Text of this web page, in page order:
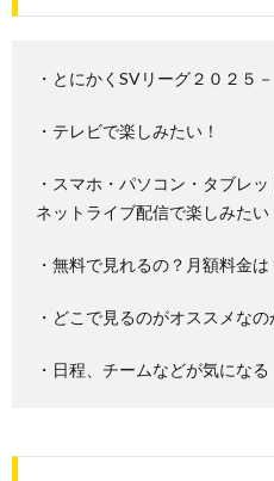
・とにかくSVリーグ２０２５
・テレビで楽しみたい！
・スマホ・パソコン・タブレ
ネットライブ配信で楽しみたい
・無料で見れるの？月額料金は
・どこで見るのがオススメなの
・日程、チームなどが気になる